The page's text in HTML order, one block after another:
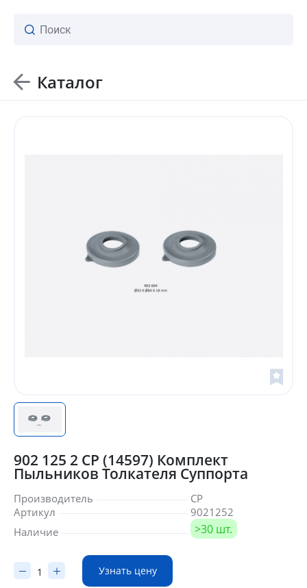
Каталог
902 125 2 CP (14597) Комплект
Пыльников Толкателя Суппорта
Производитель
CP
Артикул
9021252
Наличие
>30 шт.
Узнать цену